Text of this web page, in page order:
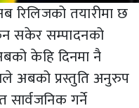
रिलिजको तयारीमा छ
सकेर सम्पादनको
केहि दिनमा नै
अबको प्रस्तुति अनुरुप
सार्वजनिक गर्ने